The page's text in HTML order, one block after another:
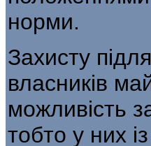
норми.
Захисту
власників
можливість
тобто у них